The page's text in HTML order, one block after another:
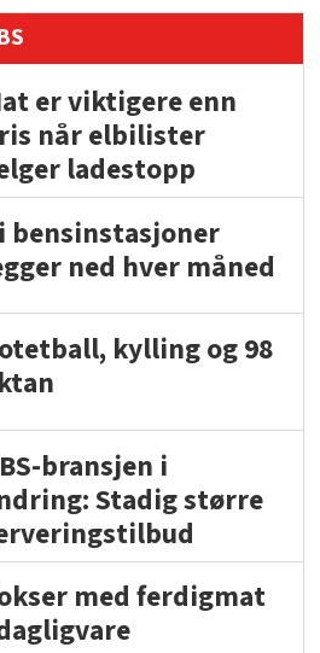
er viktigere enn
når elbilister
ladestopp
bensinstasjoner
ned hver måned
kylling og 98
bransjen i
Stadig større
med ferdigmat